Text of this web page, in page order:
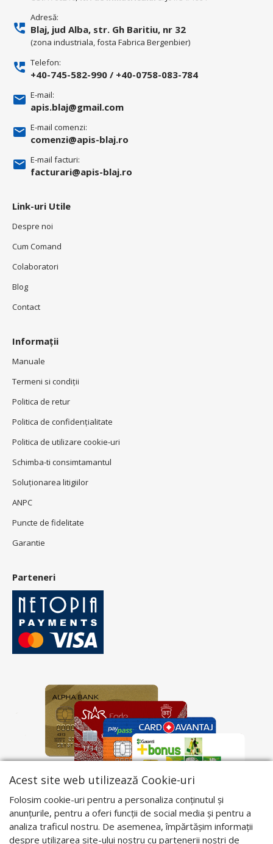
Adresă:
Blaj, jud Alba, str. Gh Baritiu, nr 32
(zona industriala, fosta Fabrica Bergenbier)
Telefon:
+40-745-582-990 / +40-0758-083-784
E-mail:
apis.blaj@gmail.com
E-mail comenzi:
comenzi@apis-blaj.ro
E-mail facturi:
facturari@apis-blaj.ro
Link-uri Utile
Despre noi
Cum Comand
Colaboratori
Blog
Contact
Informații
Manuale
Termeni si condiţii
Politica de retur
Politica de confidenţialitate
Politica de utilizare cookie-uri
Schimba-ti consimtamantul
Soluționarea litigiilor
ANPC
Puncte de fidelitate
Garantie
Parteneri
Acest site web utilizează Cookie-uri
Folosim cookie-uri pentru a personaliza conținutul și
anunțurile, pentru a oferi funcții de social media și pentru a
analiza traficul nostru. De asemenea, împărtășim informații
despre utilizarea site-ului nostru cu partenerii noștri de